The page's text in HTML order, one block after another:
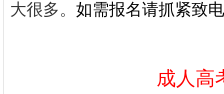
大很多。 如需报名请抓紧致
成人高